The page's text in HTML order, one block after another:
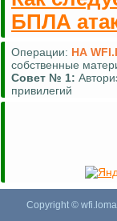
БПЛА
Операции: НА
собственные
Совет № 1:
привилегий
Copyright ©